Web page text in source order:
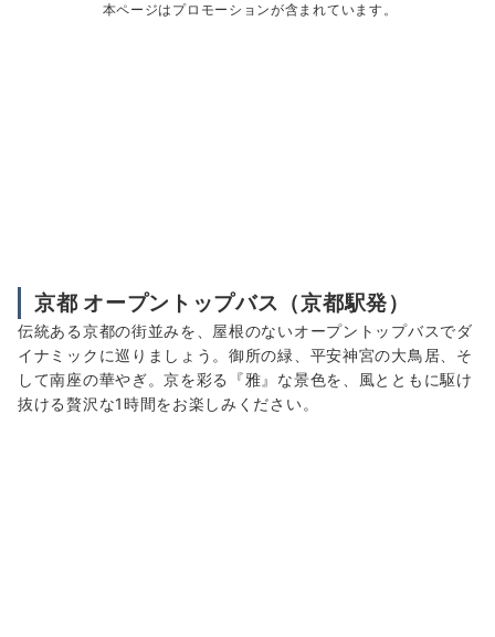
本ページはプロモーションが含まれています。
京都 オープントップバス（京都駅発）
伝統ある京都の街並みを、屋根のないオープントップバスでダ
イナミックに巡りましょう。御所の緑、平安神宮の大鳥居、そ
して南座の華やぎ。京を彩る『雅』な景色を、風とともに駆け
抜ける贅沢な1時間をお楽しみください。